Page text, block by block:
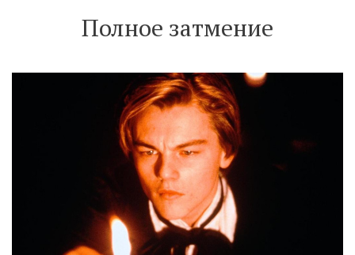
Полное затмение